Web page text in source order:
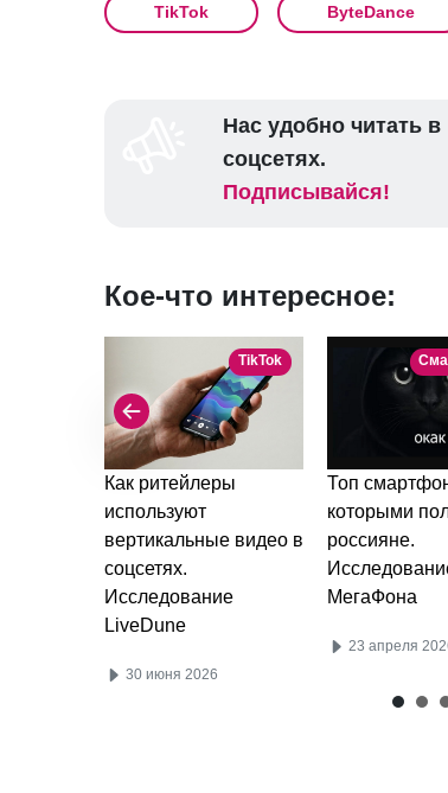
TikTok ByteDance
Нас удобно читать в
соцсетях.
Подписывайся!
Кое-что интересное:
TikTok
Как ритейлеры
используют
вертикальные видео в
соцсетях.
Исследование
LiveDune
30 июня 2026
Топ
которыми
россияне.
МегаФона
23 апреля